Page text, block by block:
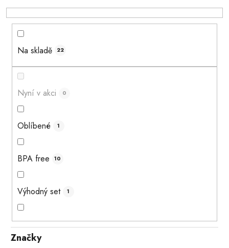
k
t
Na skladě 22
Nyní v akci 0
Oblíbené 1
BPA free 10
Výhodný set 1
Značky